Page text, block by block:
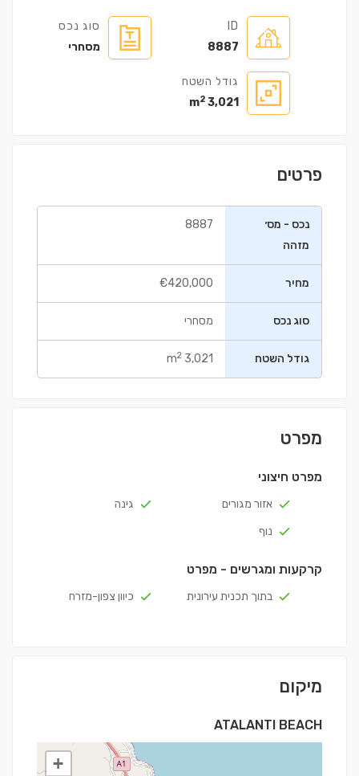
ID
8887
סוג נכס
מסחרי
גודל השטח
3,021 m
2
פרטים
נכס - מס׳
מזהה
8887
מחיר €420,000
סוג נכס מסחרי
גודל השטח 3,021 m
2
מפרט
מפרט חיצוני
אזור מגורים
גינה
נוף
קרקעות ומגרשים - מפרט
בתוך תכנית עירונית כיוון צפון-מזרח
מיקום
ATALANTI BEACH
+